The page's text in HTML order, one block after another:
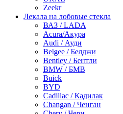
Zeekr
Лекала на лобовые стекла
ВАЗ / LADA
Acura/Акура
Audi / Ауди
Belgee / Белджи
Bentley / Бентли
BMW / БМВ
Buick
BYD
Cadillac / Кадилак
Changan / Ченган